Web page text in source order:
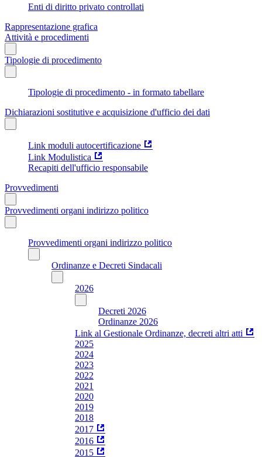
Enti di diritto privato controllati
Rappresentazione grafica
Attività e procedimenti
Tipologie di procedimento
Tipologie di procedimento - in formato tabellare
Dichiarazioni sostitutive e acquisizione d'ufficio dei dati
Link moduli autocertificazione
Link Modulistica
Recapiti dell'ufficio responsabile
Provvedimenti
Provvedimenti organi indirizzo politico
Provvedimenti organi indirizzo politico
Ordinanze e Decreti Sindacali
2026
Decreti 2026
Ordinanze 2026
Link al Gestionale Ordinanze, decreti altri atti
2025
2024
2023
2022
2021
2020
2019
2018
2017
2016
2015